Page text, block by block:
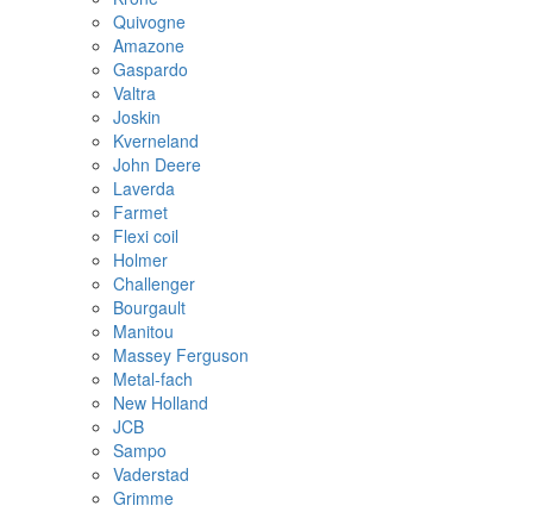
Quivogne
Amazone
Gaspardo
Valtra
Joskin
Kverneland
John Deere
Laverda
Farmet
Flexi coil
Holmer
Challenger
Bourgault
Manitou
Massey Ferguson
Metal-fach
New Holland
JCB
Sampo
Vaderstad
Grimme